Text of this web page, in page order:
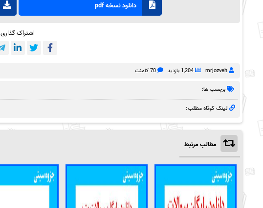
دانلود نسخه pdf
اشتراک گذاری
mrjozveh 1,204 بازدید 70 کامنت
برچسب ها:
لینک کوتاه مطلب:
مطالب مرتبط